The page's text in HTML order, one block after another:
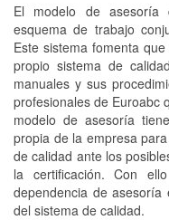
El modelo de asesoría
esquema de trabajo
Este sistema fomenta
propio sistema de
manuales y sus
profesionales de Euroabc
modelo de asesoría
propia de la empresa
de calidad ante los
la certificación. Con
dependencia de
del sistema de calidad.